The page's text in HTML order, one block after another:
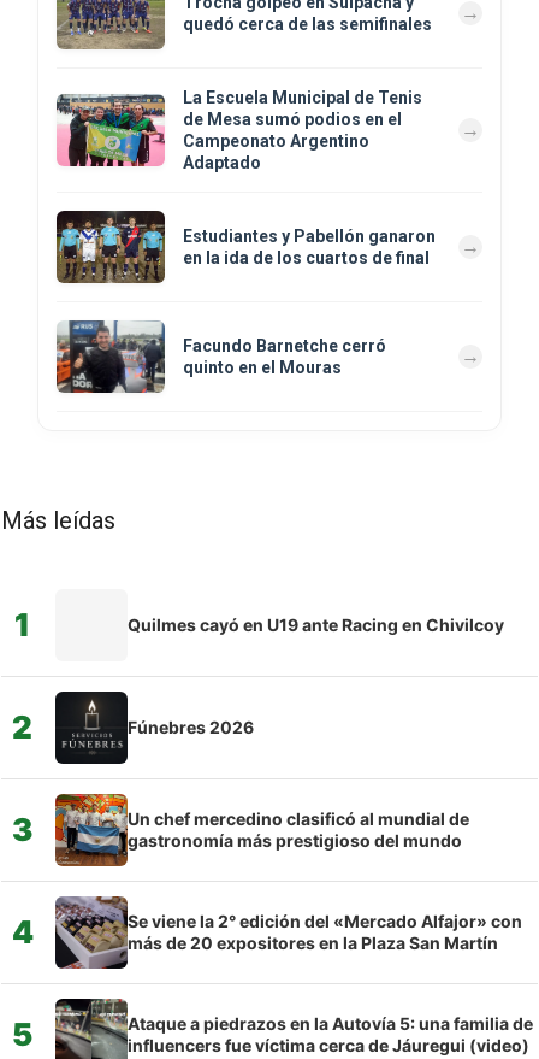
quedó cerca de las semifinales
La Escuela Municipal de Tenis
de Mesa sumó podios en el
Campeonato Argentino
Adaptado
Estudiantes y Pabellón ganaron
en la ida de los cuartos de final
Facundo Barnetche cerró
quinto en el Mouras
Más leídas
1 Quilmes cayó en U19 ante Racing en Chivilcoy
2 Fúnebres 2026
3
Un chef mercedino clasificó al mundial de
gastronomía más prestigioso del mundo
4
Se viene la 2° edición del «Mercado Alfajor» con
más de 20 expositores en la Plaza San Martín
5
Ataque a piedrazos en la Autovía 5: una familia de
influencers fue víctima cerca de Jáuregui (video)